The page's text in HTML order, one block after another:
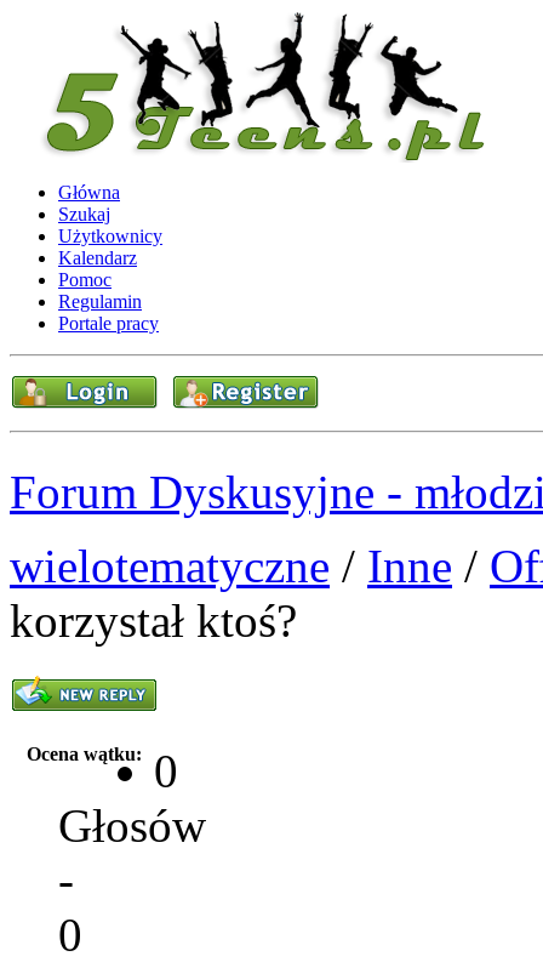
Główna
Szukaj
Użytkownicy
Kalendarz
Pomoc
Regulamin
Portale pracy
Forum Dyskusyjne -
wielotematyczne / Inne /
korzystał ktoś?
Ocena wątku:
0
Głosów
-
0